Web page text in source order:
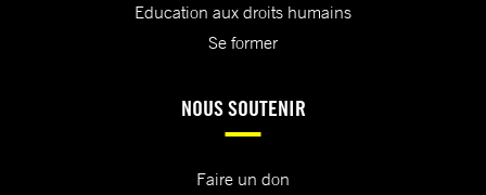
Education aux droits humains
Se former
NOUS SOUTENIR
Faire un don